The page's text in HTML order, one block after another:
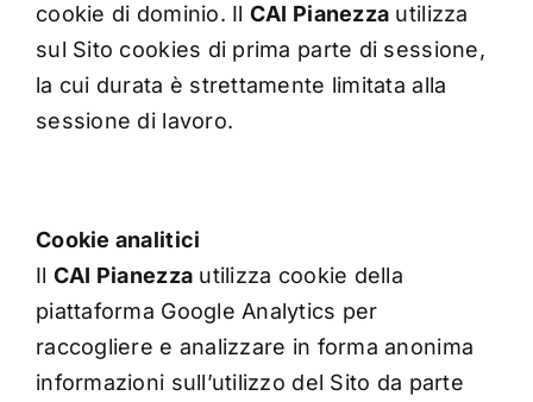
cookie di dominio. Il CAI Pianezza utilizza
sul Sito cookies di prima parte di sessione,
la cui durata è strettamente limitata alla
sessione di lavoro.
Cookie analitici
Il CAI Pianezza utilizza cookie della
piattaforma Google Analytics per
raccogliere e analizzare in forma anonima
informazioni sull’utilizzo del Sito da parte